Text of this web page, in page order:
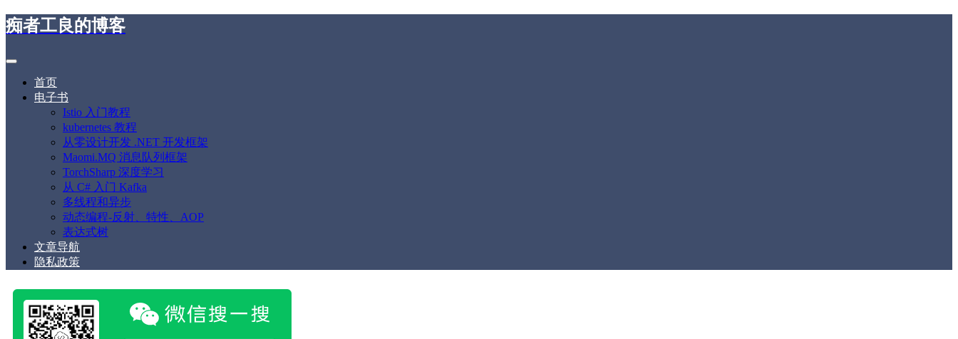
痴者工良的博客
首页
电子书
Istio 入门教程
kubernetes 教程
从零设计开发 .NET 开发框架
Maomi.MQ 消息队列框架
TorchSharp 深度学习
从 C# 入门 Kafka
多线程和异步
动态编程-反射、特性、AOP
表达式树
文章导航
隐私政策